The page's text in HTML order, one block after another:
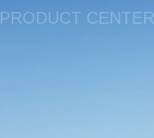
PRODUCT CENTER